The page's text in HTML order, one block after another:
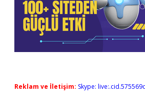
Reklam ve İletişim: Skype: